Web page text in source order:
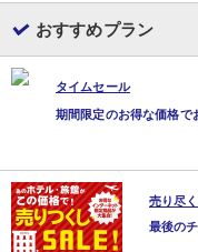
おすすめプラン
タイムセール
期間限定のお得な価格で
売り尽
最後の